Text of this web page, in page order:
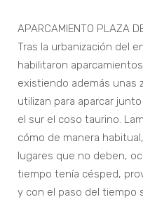
APARCAMIENTO PLAZA
Tras la urbanización del
habilitaron
existiendo además unas
utilizan para aparcar
el sur el coso taurino.
cómo de manera
lugares que no deben,
tiempo tenía césped,
y con el paso del tiempo